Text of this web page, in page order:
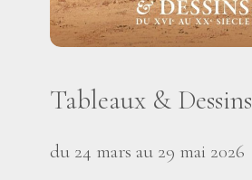
Tableaux & Dessins
du 24 mars au 29 mai 2026